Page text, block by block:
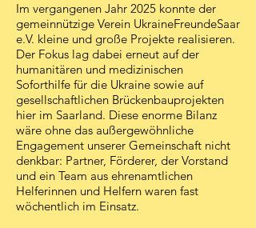
Im vergangenen Jahr 2025 konnte der
gemeinnützige Verein UkraineFreundeSaar
e.V. kleine und große Projekte realisieren.
Der Fokus lag dabei erneut auf der
humanitären und medizinischen
Soforthilfe für die Ukraine sowie auf
gesellschaftlichen Brückenbauprojekten
hier im Saarland. Diese enorme Bilanz
wäre ohne das außergewöhnliche
Engagement unserer Gemeinschaft nicht
denkbar: Partner, Förderer, der Vorstand
und ein Team aus ehrenamtlichen
Helferinnen und Helfern waren fast
wöchentlich im Einsatz.